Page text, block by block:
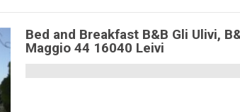
Bed and Breakfast B&B Gli Ulivi,
Maggio 44 16040 Leivi